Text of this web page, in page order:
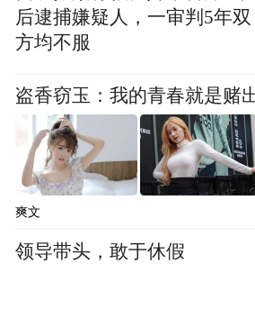
音》主演李宝英，而朴信
奖”刷存在感。
撇开演技，还有部分人是“
有“《继承者们》里就不喜
给她黑脸的；有看《
目中的表现而“看她就烦”的
或许是“怎么看都不顺眼，
后逮捕嫌疑人，一审判5年双
方均不服
盗香窃玉：我的青春就是赌
爽文
领导带头，敢于休假